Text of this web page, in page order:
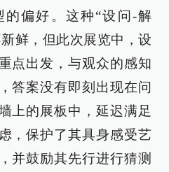
偏好。这种“设问-解
鲜，但此次展览中，设
点出发，与观众的感知
答案没有即刻出现在问
上的展板中，延迟满足
，保护了其具身感受艺
并鼓励其先行进行猜测